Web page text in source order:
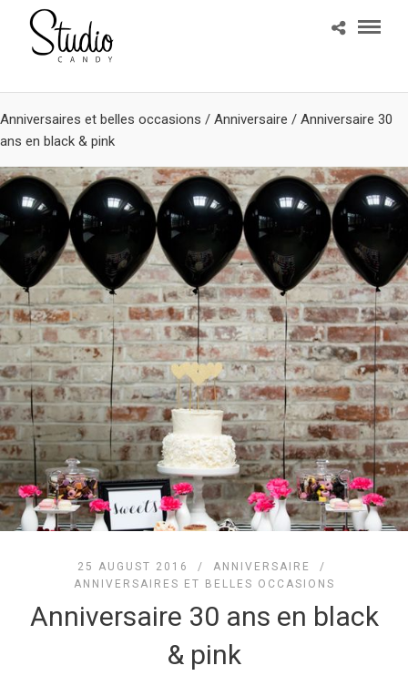
Anniversaires et belles occasions / Anniversaire / Anniversaire 30
ans en black & pink
25 AUGUST 2016 / ANNIVERSAIRE
/
ANNIVERSAIRES ET BELLES OCCASIONS
Anniversaire 30 ans en black
& pink